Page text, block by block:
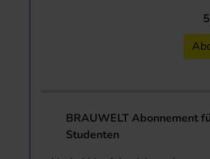
BRAUWELT Abonnement
Studenten